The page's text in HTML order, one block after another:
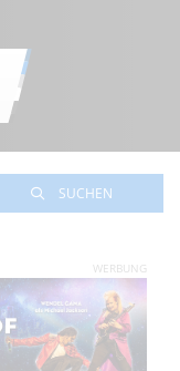
SUCHEN
WERBUNG